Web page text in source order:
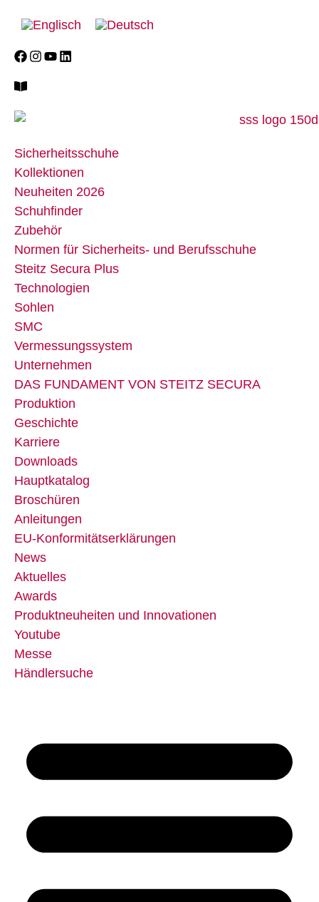
Sicherheitsschuhe
Kollektionen
Neuheiten 2026
Schuhfinder
Zubehör
Normen für Sicherheits- und Berufsschuhe
Steitz Secura Plus
Technologien
Sohlen
SMC
Vermessungssystem
Unternehmen
DAS FUNDAMENT VON STEITZ SECURA
Produktion
Geschichte
Karriere
Downloads
Hauptkatalog
Broschüren
Anleitungen
EU-Konformitätserklärungen
News
Aktuelles
Awards
Produktneuheiten und Innovationen
Youtube
Messe
Händlersuche